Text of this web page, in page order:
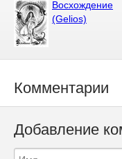
Восхождение
(Gelios)
Комментарии
Добавление